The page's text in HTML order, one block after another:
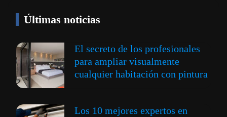
Últimas noticias
El secreto de los profesionales
para ampliar visualmente
cualquier habitación con pintura
Los 10 mejores expertos en